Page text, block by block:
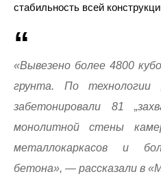
стабильность всей
«Вывезено более 4800
грунта. По технологии
забетонировали 81
монолитной стены
металлокаркасов и
бетона», — рассказали в